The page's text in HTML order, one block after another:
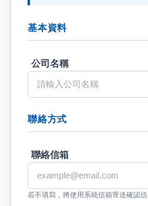
基本資料
公司名稱
聯絡方式
聯絡信箱
若不填寫，將使用系統信箱寄送確認信